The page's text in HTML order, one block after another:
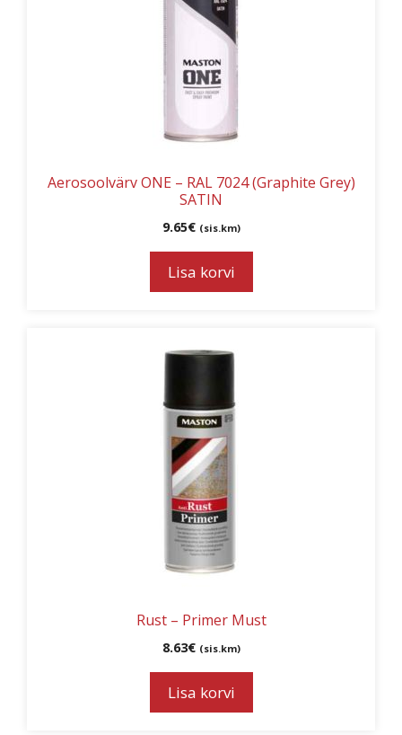
Aerosoolvärv ONE – RAL 7024 (Graphite Grey)
SATIN
9.65€ (sis.km)
Lisa korvi
Rust – Primer Must
8.63€ (sis.km)
Lisa korvi